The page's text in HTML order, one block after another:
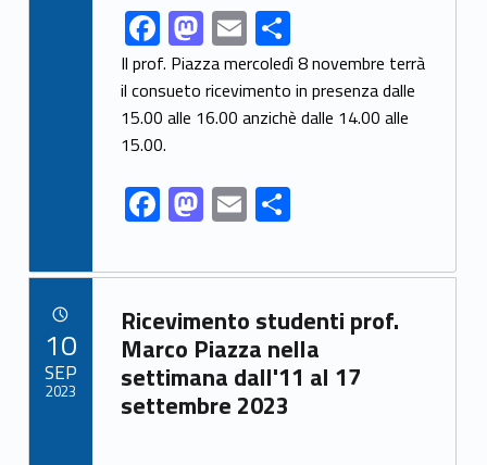
Link identifier share facebook archive #share-link-archive-83689F
ac
e
b
o
o
k
M
as
to
d
n
E
m
ai
l
S
h
ar
e
Il prof. Piazza mercoledì 8 novembre terrà
il consueto ricevimento in presenza dalle
15.00 alle 16.00 anzichè dalle 14.00 alle
15.00.
F
ac
e
b
o
o
k
M
as
to
d
o
n
E
m
ai
l
S
ar
e
Link identifier archive #link-archive-47245
Ricevimento studenti prof.
Marco Piazza nella
settimana dall'11 al 17
settembre 2023
10
SEP
2023